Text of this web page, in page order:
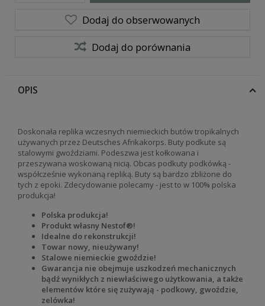
Dodaj do obserwowanych
Dodaj do porównania
OPIS
Doskonała replika wczesnych niemieckich butów tropikalnych
używanych przez Deutsches Afrikakorps. Buty podkute są
stalowymi gwoździami. Podeszwa jest kołkowana i
przeszywana woskowaną nicią. Obcas podkuty podkówką -
współcześnie wykonaną repliką. Buty są bardzo zbliżone do
tych z epoki. Zdecydowanie polecamy - jest to w 100% polska
produkcja!
Polska produkcja!
Produkt własny Nestof®!
Idealne do rekonstrukcji!
Towar nowy, nieużywany!
Stalowe niemieckie gwoździe!
Gwarancja nie obejmuje uszkodzeń mechanicznych
bądź wynikłych z niewłaściwego użytkowania, a także
elementów które się zużywają - podkowy, gwoździe,
zelówka!